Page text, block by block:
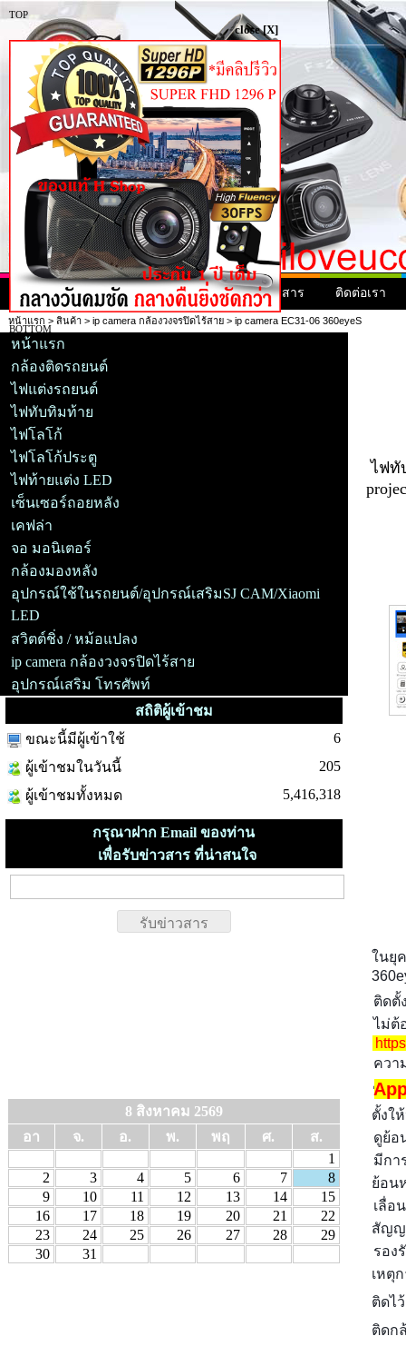
หน้าแรก สินค้า สินค้ามาใหม่ ข่าวสาร ติดต่อเรา
หน้าแรก > สินค้า > ip camera กล้องวงจรปิดไร้สาย > ip camera EC31-06 360eyeS
หน้าแรก
กล้องติดรถยนต์
ไฟแต่งรถยนต์
ไฟทับทิมท้าย
ไฟโลโก้
ไฟโลโก้ประตู
ไฟท้ายแต่ง LED
เซ็นเซอร์ถอยหลัง
เคฟล่า
จอ มอนิเตอร์
กล้องมองหลัง
อุปกรณ์ใช้ในรถยนต์/อุปกรณ์เสริมSJ CAM/Xiaomi
LED
สวิตต์ชิ่ง / หม้อแปลง
ip camera กล้องวงจรปิดไร้สาย
อุปกรณ์เสริม โทรศัพท์
สถิติผู้เข้าชม
ขณะนี้มีผู้เข้าใช้
6
ผู้เข้าชมในวันนี้
205
ผู้เข้าชมทั้งหมด
5,416,318
กรุณาฝาก Email ของท่าน
เพื่อรับข่าวสาร ที่น่าสนใจ
8 สิงหาคม 2569
อา
จ. อ. พ. พฤ ศ.
ส.
1
2
3 4 5 6 7
8
9
10 11 12 13 14
15
16
17 18 19 20 21
22
23
24 25 26 27 28
29
30
31
TOP
close [X]
BOTTOM
ไฟทั
ในยุ
ติดตั้
ไม่ต้
ควา
📳
ตั้งใ
ดูย้อ
มีกา
ย้อน
เลื่อ
สัญ
รอง
เหตุ
ติดไ
ติดก